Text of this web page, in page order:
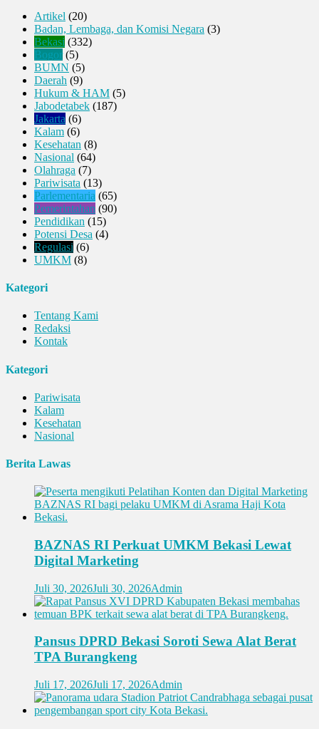
Artikel (20)
Badan, Lembaga, dan Komisi Negara (3)
Bekasi (332)
Bogor(5)
BUMN (5)
Daerah (9)
Hukum & HAM (5)
Jabodetabek (187)
Jakarta (6)
Kalam (6)
Kesehatan (8)
Nasional (64)
Olahraga (7)
Pariwisata (13)
Parlementaria (65)
Pemerintahan (90)
Pendidikan (15)
Potensi Desa (4)
Regulasi (6)
UMKM (8)
Kategori
Tentang Kami
Redaksi
Kontak
Kategori
Pariwisata
Kalam
Kesehatan
Nasional
Berita Lawas
BAZNAS RI Perkuat UMKM Bekasi Lewat
Digital Marketing
Juli 30, 2026Juli 30, 2026Admin
Pansus DPRD Bekasi Soroti Sewa Alat Berat
TPA Burangkeng
Juli 17, 2026Juli 17, 2026Admin